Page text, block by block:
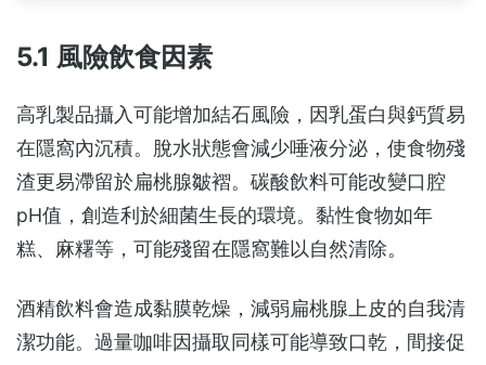
5.1 風險飲食因素
高乳製品攝入可能增加結石風險，因乳蛋白與鈣質易
在隱窩內沉積。脫水狀態會減少唾液分泌，使食物殘
渣更易滯留於扁桃腺皺褶。碳酸飲料可能改變口腔
pH值，創造利於細菌生長的環境。黏性食物如年
糕、麻糬等，可能殘留在隱窩難以自然清除。
酒精飲料會造成黏膜乾燥，減弱扁桃腺上皮的自我清
潔功能。過量咖啡因攝取同樣可能導致口乾，間接促